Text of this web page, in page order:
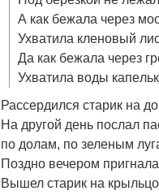
А как бежала через
Ухватила кленовый
Да как бежала через
Ухватила воды
Рассердился старик на
На другой день послал
по долам, по зеленым
Поздно вечером
Вышел старик на